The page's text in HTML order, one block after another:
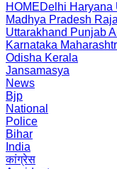
HOMEDelhi Haryana
Madhya Pradesh
Uttarakhand Punjab
Karnataka
Odisha Kerala
Jansamasya
News
Bjp
National
Police
Bihar
India
कांग्रेस